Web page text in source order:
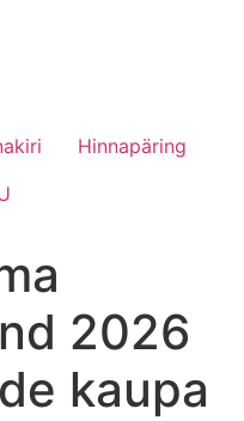
Hinnapäring
2026
kaupa